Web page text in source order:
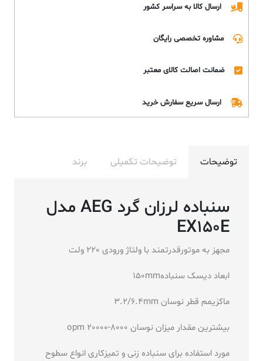
ارسال کالا به سراسر کشور
مشاوره تخصصی رایگان
ضمانت اصالت کالای معتبر
ارسال سریع سفارش خرید
توضیحات توضیحات تکمیلی برند
سنباده لرزان گرد AEG مدل
EX150E
مجهز به موتورقدرتمند با ولتاژ ورودی 220 ولت
ابعاد دیسک سنباده150mm
ماکزیمم قطر نوسان 3.2/6.4mm
بیشترین مقدار میزان نوسان 8000-20000 opm
مورد استفاده برای سنباده زنی و تمیزکاری انواع سطوح